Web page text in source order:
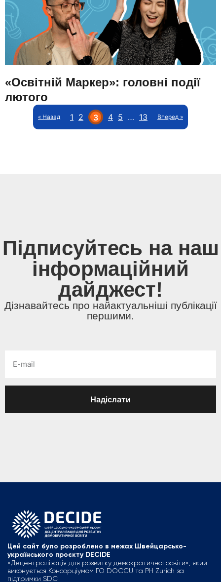
«Освітній Маркер»: головні події
лютого
« Назад 1 2 3 4 5 … 13 Вперед »
Підписуйтесь на наш
інформаційний
дайджест!
Дізнавайтесь про найактуальніші публікації
першими.
Надіслати
Цей сайт було розроблено в межах Швейцарсько-
українського проєкту DECIDE
«Децентралізація для розвитку демократичної освіти», який
виконується Консорціумом ГО DOCCU та PH Zurich за
підтримки SDC